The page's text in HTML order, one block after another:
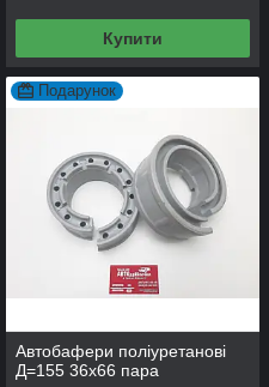
Купити
Подарунок
Автобафери поліуретанові
Д=155 36x66 пара